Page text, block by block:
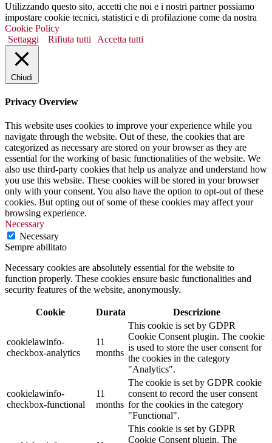
Utilizzando questo sito, accetti che noi e i nostri partner possiamo
impostare cookie tecnici, statistici e di profilazione come da nostra
Cookie Policy
Settaggi
Rifiuta tutti Accetta tutti
Chiudi
Privacy Overview
This website uses cookies to improve your experience while you
navigate through the website. Out of these, the cookies that are
categorized as necessary are stored on your browser as they are
essential for the working of basic functionalities of the website. We
also use third-party cookies that help us analyze and understand how
you use this website. These cookies will be stored in your browser
only with your consent. You also have the option to opt-out of these
cookies. But opting out of some of these cookies may affect your
browsing experience.
Necessary
Necessary
Sempre abilitato
Necessary cookies are absolutely essential for the website to
function properly. These cookies ensure basic functionalities and
security features of the website, anonymously.
Cookie Durata Descrizione
cookielawinfo-
checkbox-analytics
11
months
This cookie is set by GDPR
Cookie Consent plugin. The cookie
is used to store the user consent for
the cookies in the category
"Analytics".
cookielawinfo-
checkbox-functional
11
months
The cookie is set by GDPR cookie
consent to record the user consent
for the cookies in the category
"Functional".
This cookie is set by GDPR
Cookie Consent plugin. The